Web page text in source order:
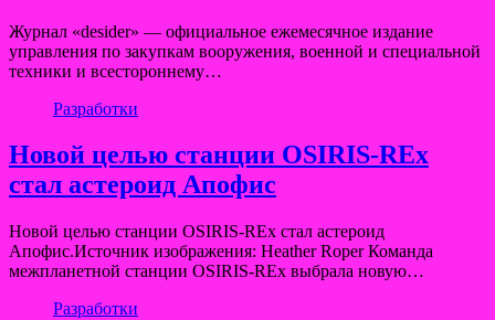
Журнал «desider» — официальное ежемесячное издание
управления по закупкам вооружения, военной и специальной
техники и всестороннему…
Разработки
Новой целью станции OSIRIS-REx
стал астероид Апофис
Новой целью станции OSIRIS-REx стал астероид
Апофис.Источник изображения: Heather Roper Команда
межпланетной станции OSIRIS-REx выбрала новую…
Разработки